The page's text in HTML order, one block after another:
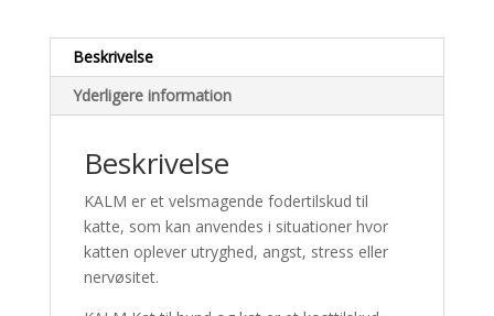
Beskrivelse
Yderligere information
Beskrivelse
KALM er et velsmagende fodertilskud til
katte, som kan anvendes i situationer hvor
katten oplever utryghed, angst, stress eller
nervøsitet.